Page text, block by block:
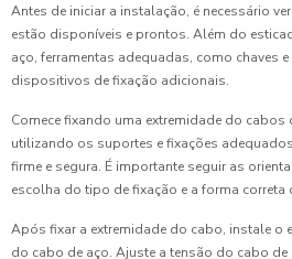
Antes de iniciar a instalação, é necessário
estão disponíveis e prontos. Além do
aço, ferramentas adequadas, como chaves
dispositivos de fixação adicionais.
Comece fixando uma extremidade do cabos
utilizando os suportes e fixações
firme e segura. É importante seguir as
escolha do tipo de fixação e a forma correta
Após fixar a extremidade do cabo, instale o
do cabo de aço. Ajuste a tensão do cabo